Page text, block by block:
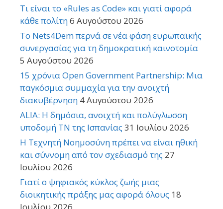
Τι είναι το «Rules as Code» και γιατί αφορά
κάθε πολίτη6 Αυγούστου 2026
Το Nets4Dem περνά σε νέα φάση ευρωπαϊκής
συνεργασίας για τη δημοκρατική καινοτομία
5 Αυγούστου 2026
15 χρόνια Open Government Partnership: Μια
παγκόσμια συμμαχία για την ανοιχτή
διακυβέρνηση 4 Αυγούστου 2026
ALIA: Η δημόσια, ανοιχτή και πολύγλωσση
υποδομή ΤΝ της Ισπανίας 31 Ιουλίου 2026
Η Τεχνητή Νοημοσύνη πρέπει να είναι ηθική
και σύννομη από τον σχεδιασμό της 27
Ιουλίου 2026
Γιατί ο ψηφιακός κύκλος ζωής μιας
διοικητικής πράξης μας αφορά όλους 18